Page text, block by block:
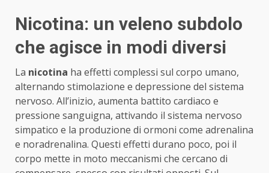
Nicotina: un veleno subdolo
che agisce in modi diversi
La nicotina ha effetti complessi sul corpo umano,
alternando stimolazione e depressione del sistema
nervoso. All’inizio, aumenta battito cardiaco e
pressione sanguigna, attivando il sistema nervoso
simpatico e la produzione di ormoni come adrenalina
e noradrenalina. Questi effetti durano poco, poi il
corpo mette in moto meccanismi che cercano di